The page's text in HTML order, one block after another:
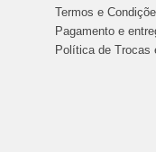
Termos e
Pagamento e
Política de Trocas